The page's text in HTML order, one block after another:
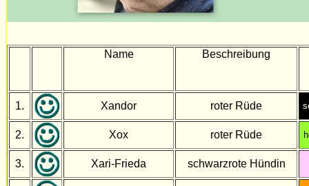
Name Beschreibung
1. Xandor roter Rüde
2. Xox roter Rüde
3. Xari-Frieda schwarzrote Hündin